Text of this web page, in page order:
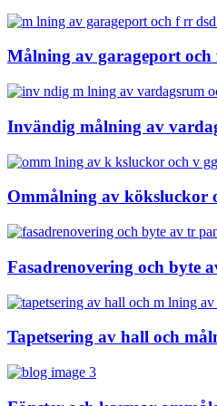
Målning av garageport
Invändig målning av
Ommålning av köksluckor
Fasadrenovering och byte
Tapetsering av hall och